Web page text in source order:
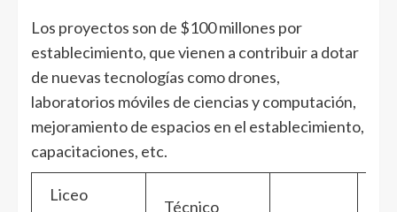
Los proyectos son de $100 millones por
establecimiento, que vienen a contribuir a dotar
de nuevas tecnologías como drones,
laboratorios móviles de ciencias y computación,
mejoramiento de espacios en el establecimiento,
capacitaciones, etc.
Liceo
Técnico